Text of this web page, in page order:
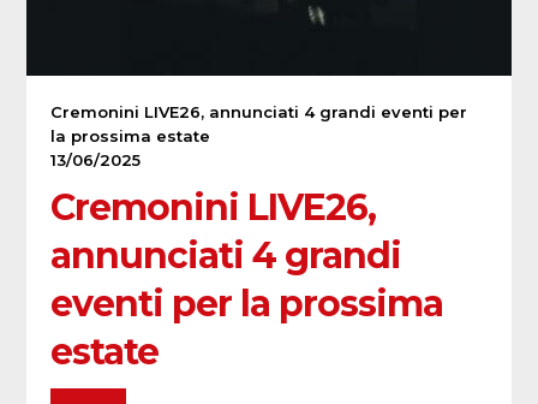
Cremonini LIVE26, annunciati 4 grandi eventi per
la prossima estate
13/06/2025
Cremonini LIVE26,
annunciati 4 grandi
eventi per la prossima
estate